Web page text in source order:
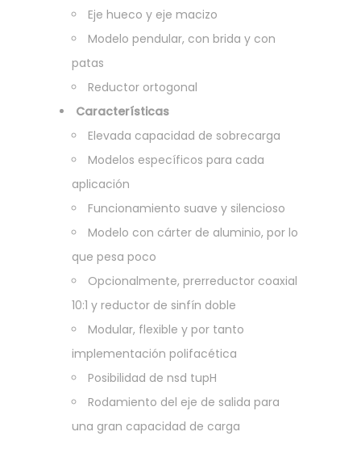
Eje hueco y eje macizo
Modelo pendular, con brida y con
patas
Reductor ortogonal
Características
Elevada capacidad de sobrecarga
Modelos específicos para cada
aplicación
Funcionamiento suave y silencioso
Modelo con cárter de aluminio, por lo
que pesa poco
Opcionalmente, prerreductor coaxial
10:1 y reductor de sinfín doble
Modular, flexible y por tanto
implementación polifacética
Posibilidad de nsd tupH
Rodamiento del eje de salida para
una gran capacidad de carga